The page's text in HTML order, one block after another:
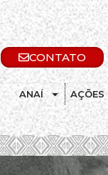
CONTATO
ANAÍ AÇÕES